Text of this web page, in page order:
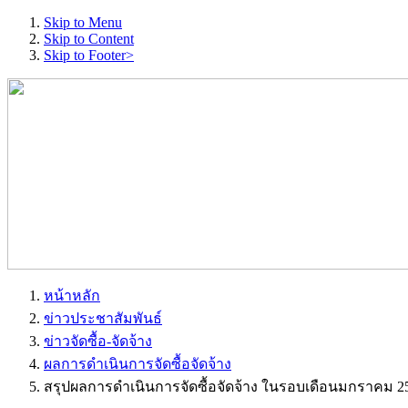
Skip to Menu
Skip to Content
Skip to Footer>
หน้าหลัก
ข่าวประชาสัมพันธ์
ข่าวจัดซื้อ-จัดจ้าง
ผลการดำเนินการจัดซื้อจัดจ้าง
สรุปผลการดำเนินการจัดซื้อจัดจ้าง ในรอบเดือนมกราคม